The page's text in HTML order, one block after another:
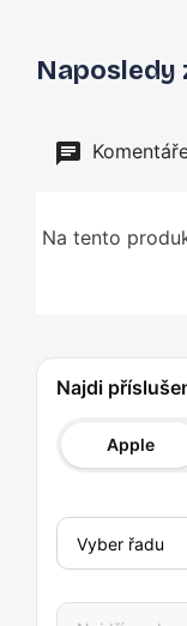
Naposledy
Na tento
Najdi
Apple